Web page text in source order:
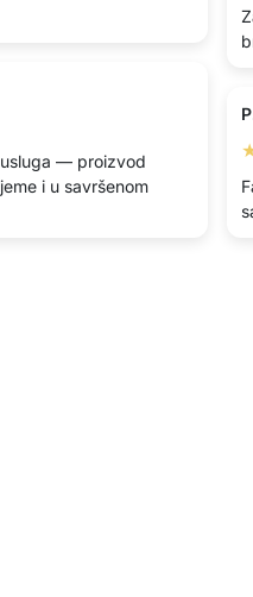
— proizvod
i u savršenom